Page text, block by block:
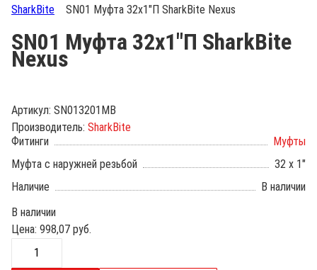
SharkBite
SN01 Муфта 32х1"П SharkBite Nexus
SN01 Муфта 32х1"П SharkBite
Nexus
Артикул: SN013201MB
Производитель: SharkBite
Фитинги
Муфты
Муфта с наружней резьбой
32 х 1"
Наличие
В наличии
В наличии
Цена: 998,07 руб.